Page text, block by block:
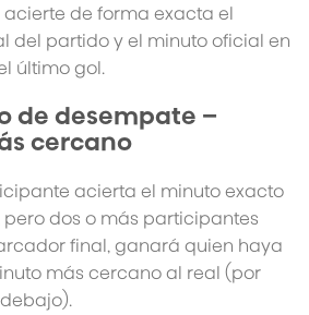
de forma exacta el
del partido y el minuto oficial en
último gol.
de desempate –
cercano
acierta el minuto exacto
dos o más participantes
final, ganará quien haya
más cercano al real (por